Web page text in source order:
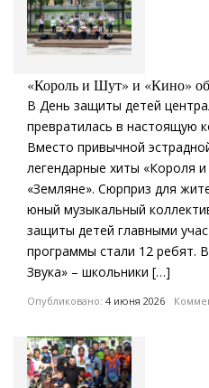
«Король и Шут» и «Кино»
В День защиты детей
превратилась в настоящую
Вместо привычной
легендарные хиты «Короля
«Земляне». Сюрприз для
юный музыкальный
защиты детей главными
программы стали 12 ребят.
Звука» – школьники […]
Опубликовано: 4 июня 2026